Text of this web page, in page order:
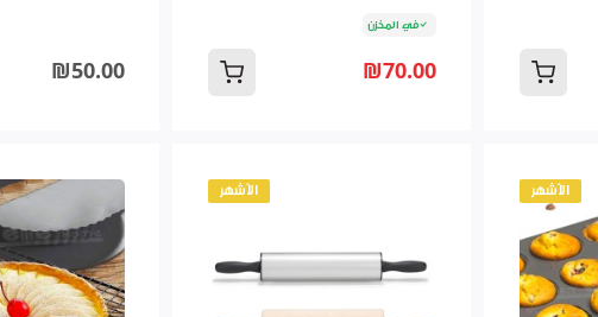
في المخزن
₪70.00
₪50.00
الأشهر الأشهر